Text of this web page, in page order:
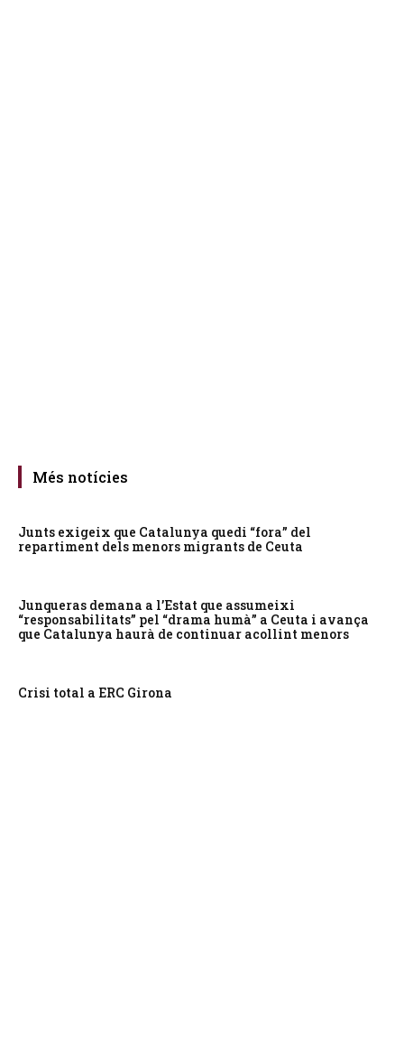
Més notícies
Junts exigeix que Catalunya quedi “fora” del
repartiment dels menors migrants de Ceuta
Junqueras demana a l’Estat que assumeixi
“responsabilitats” pel “drama humà” a Ceuta i avança
que Catalunya haurà de continuar acollint menors
Crisi total a ERC Girona